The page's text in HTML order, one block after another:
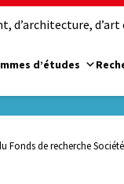
d’architecture, d’art
d’études
Fonds de recherche